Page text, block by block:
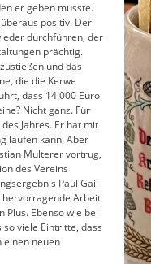
er geben musste.
positiv. Der
durchführen, der
prächtig.
und das
die die Kerwe
dass 14.000 Euro
Nicht ganz. Für
Jahres. Er hat mit
laufen kann. Aber
Multerer vortrug,
des Vereins
Paul Gail
hervorragende Arbeit
Plus. Ebenso wie bei
viele Eintritte, dass
einen neuen